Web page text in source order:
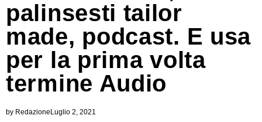
palinsesti tailor
made, podcast. E usa
per la prima volta
termine Audio
by RedazioneLuglio 2, 2021